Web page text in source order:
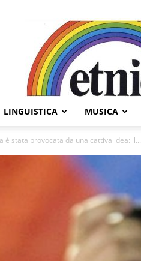
Etnie
LINGUISTICA MUSICA
è stata provocata da una cattiva idea: il...